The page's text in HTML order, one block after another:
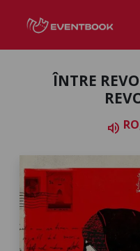
ÎNTRE
volume_up